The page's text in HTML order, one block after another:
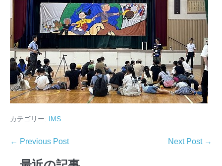
カテゴリー: IMS
← Previous Post Next Post →